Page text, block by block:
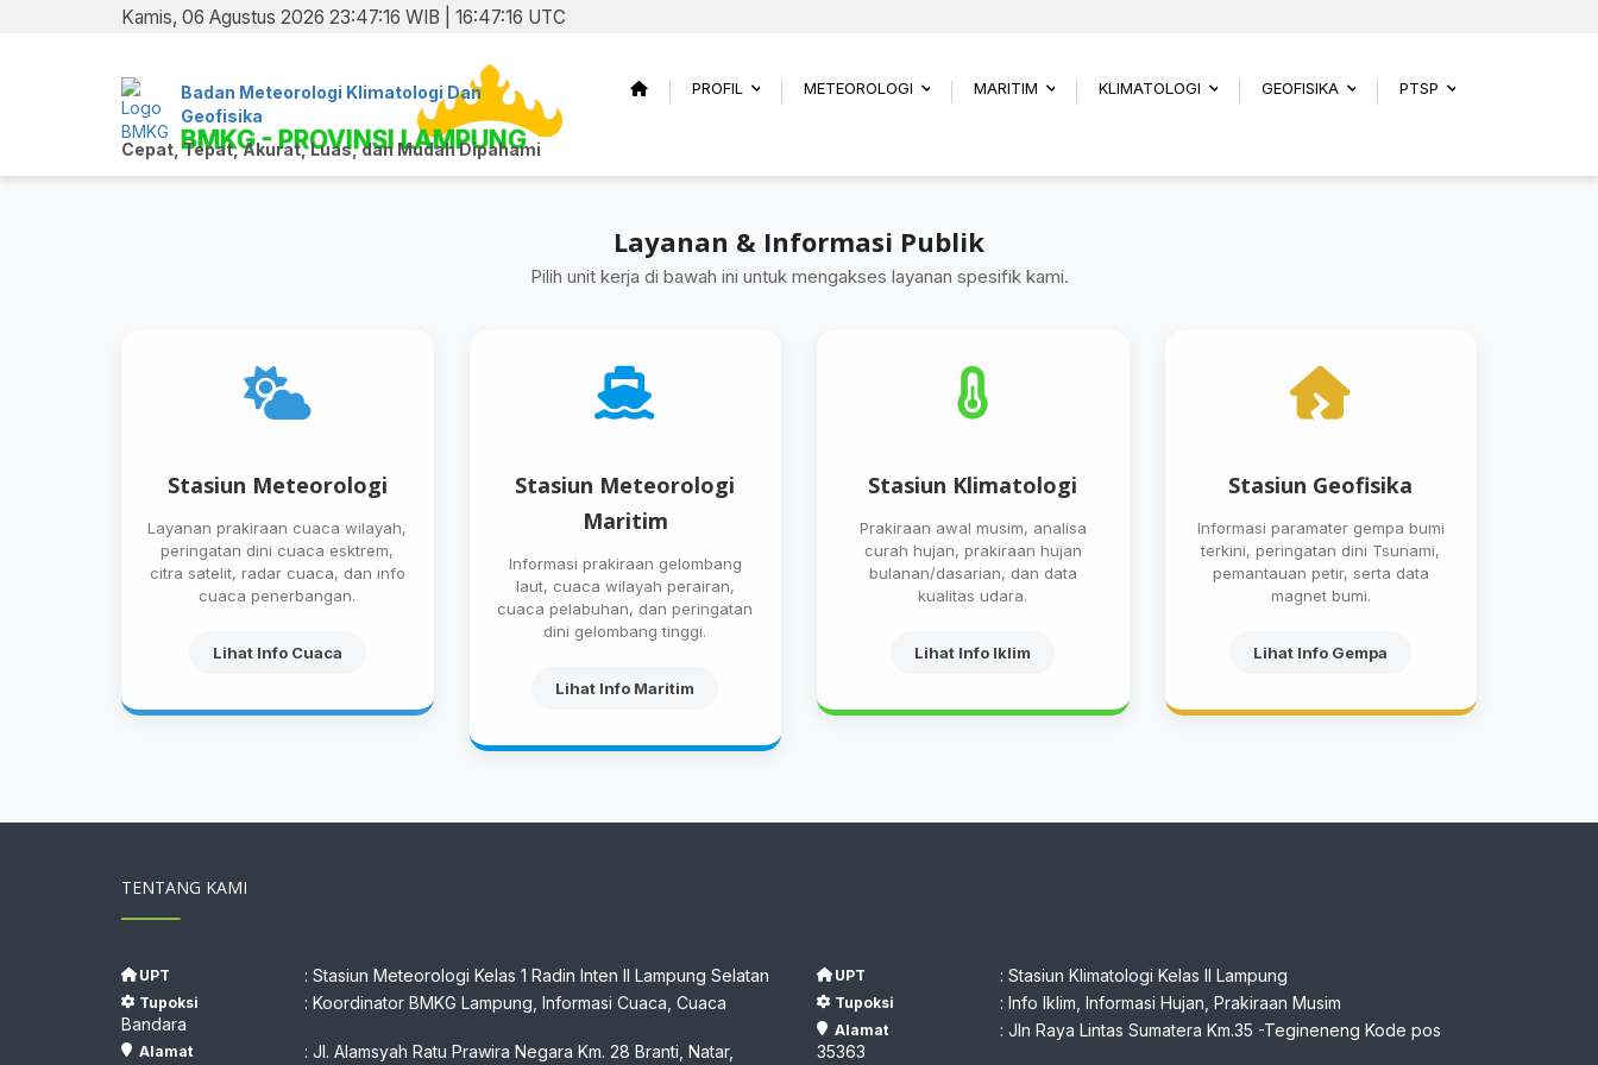
Kamis, 06 Agustus 2026 23:47:16 WIB | 16:47:16 UTC
Badan Meteorologi Klimatologi Dan
Geofisika
BMKG - PROVINSI LAMPUNG
PROFIL METEOROLOGI MARITIM KLIMATOLOGI GEOFISIKA PTSP
Cepat, Tepat, Akurat, Luas, dan Mudah Dipahami
Layanan & Informasi Publik
Pilih unit kerja di bawah ini untuk mengakses layanan spesifik kami.
Stasiun Meteorologi
Layanan prakiraan cuaca wilayah,
peringatan dini cuaca esktrem,
citra satelit, radar cuaca, dan info
cuaca penerbangan.
Lihat Info Cuaca
Stasiun Meteorologi
Maritim
Informasi prakiraan gelombang
laut, cuaca wilayah perairan,
cuaca pelabuhan, dan peringatan
dini gelombang tinggi.
Lihat Info Maritim
Stasiun Klimatologi
Prakiraan awal musim, analisa
curah hujan, prakiraan hujan
bulanan/dasarian, dan data
kualitas udara.
Lihat Info Iklim
Stasiun Geofisika
Informasi paramater gempa bumi
terkini, peringatan dini Tsunami,
pemantauan petir, serta data
magnet bumi.
Lihat Info Gempa
TENTANG KAMI
UPT : Stasiun Meteorologi Kelas 1 Radin Inten II Lampung Selatan
Tupoksi
: Koordinator BMKG Lampung, Informasi Cuaca, Cuaca
Bandara
Alamat
: Jl. Alamsyah Ratu Prawira Negara Km. 28 Branti, Natar,
UPT : Stasiun Klimatologi Kelas II Lampung
Tupoksi : Info Iklim, Informasi Hujan, Prakiraan Musim
Alamat
: Jln Raya Lintas Sumatera Km.35 -Tegineneng Kode pos
35363